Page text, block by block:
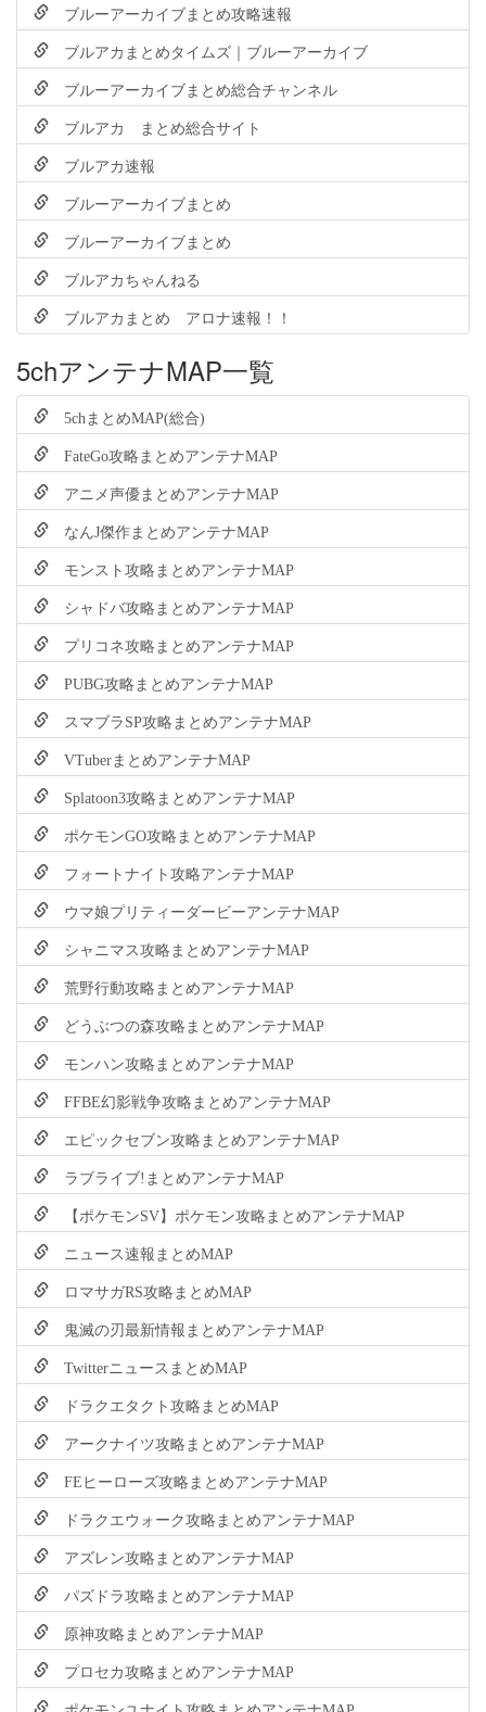
ブルーアーカイブまとめ攻略速報
ブルアカまとめタイムズ｜ブルーアーカイブ
ブルーアーカイブまとめ総合チャンネル
ブルアカ まとめ総合サイト
ブルアカ速報
ブルーアーカイブまとめ
ブルーアーカイブまとめ
ブルアカちゃんねる
ブルアカまとめ アロナ速報！！
5chアンテナMAP一覧
5chまとめMAP(総合)
FateGo攻略まとめアンテナMAP
アニメ声優まとめアンテナMAP
なんJ傑作まとめアンテナMAP
モンスト攻略まとめアンテナMAP
シャドバ攻略まとめアンテナMAP
プリコネ攻略まとめアンテナMAP
PUBG攻略まとめアンテナMAP
スマブラSP攻略まとめアンテナMAP
VTuberまとめアンテナMAP
Splatoon3攻略まとめアンテナMAP
ポケモンGO攻略まとめアンテナMAP
フォートナイト攻略アンテナMAP
ウマ娘プリティーダービーアンテナMAP
シャニマス攻略まとめアンテナMAP
荒野行動攻略まとめアンテナMAP
どうぶつの森攻略まとめアンテナMAP
モンハン攻略まとめアンテナMAP
FFBE幻影戦争攻略まとめアンテナMAP
エピックセブン攻略まとめアンテナMAP
ラブライブ!まとめアンテナMAP
【ポケモンSV】ポケモン攻略まとめアンテナMAP
ニュース速報まとめMAP
ロマサガRS攻略まとめMAP
鬼滅の刃最新情報まとめアンテナMAP
TwitterニュースまとめMAP
ドラクエタクト攻略まとめMAP
アークナイツ攻略まとめアンテナMAP
FEヒーローズ攻略まとめアンテナMAP
ドラクエウォーク攻略まとめアンテナMAP
アズレン攻略まとめアンテナMAP
パズドラ攻略まとめアンテナMAP
原神攻略まとめアンテナMAP
プロセカ攻略まとめアンテナMAP
ポケモンユナイト攻略まとめアンテナMAP